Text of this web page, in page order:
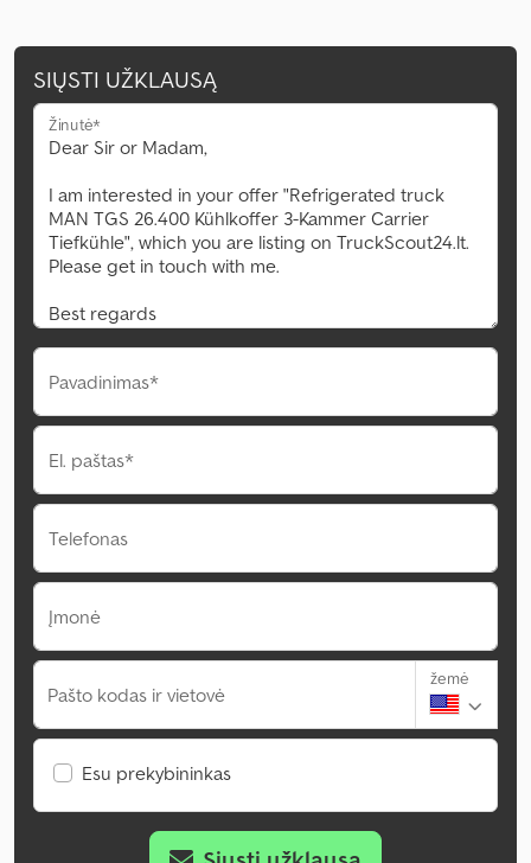
SIŲSTI UŽKLAUSĄ
Žinutė*
Pavadinimas*
El. paštas*
Telefonas
Įmonė
Pašto kodas ir vietovė
žemė
Esu prekybininkas